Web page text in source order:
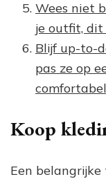
Wees niet
je outfit,
Blijf up-to-
pas ze op
Koop
Een